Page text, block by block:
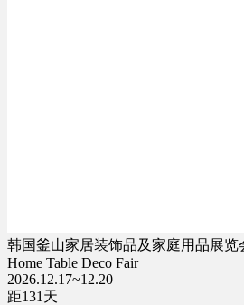
韩国釜山家居装饰品及家庭用品展览
Home Table Deco Fair
2026.12.17~12.20
距131 天